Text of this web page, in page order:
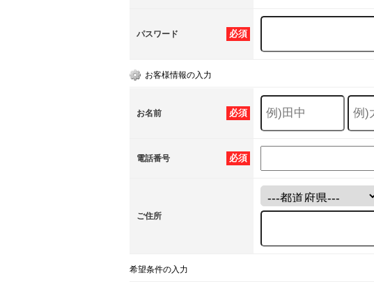
必須
パスワード
お客様情報の入力
必須
お名前
必須
電話番号
ご住所
希望条件の入力